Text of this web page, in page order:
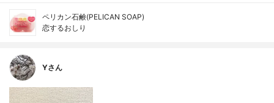
ペリカン石鹸(PELICAN SOAP)
恋するおしり
Yさん